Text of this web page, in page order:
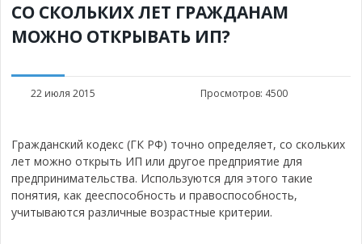
СО СКОЛЬКИХ ЛЕТ ГРАЖДАНАМ
МОЖНО ОТКРЫВАТЬ ИП?
22 июля 2015 Просмотров: 4500
Гражданский кодекс (ГК РФ) точно определяет, со скольких
лет можно открыть ИП или другое предприятие для
предпринимательства. Используются для этого такие
понятия, как дееспособность и правоспособность,
учитываются различные возрастные критерии.